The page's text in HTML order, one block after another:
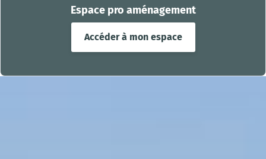
Espace pro aménagement
Accéder à mon espace